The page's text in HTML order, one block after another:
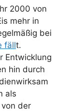
2000 von
mehr in
bei
fällt.
Entwicklung
hin durch
als
der